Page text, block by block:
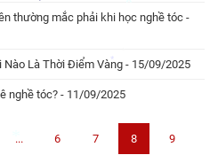
*
*
*
thường mắc phải khi học nghề tóc -
Nào Là Thời Điểm Vàng - 15/09/2025
nghề tóc? - 11/09/2025
... 6 7 8 9